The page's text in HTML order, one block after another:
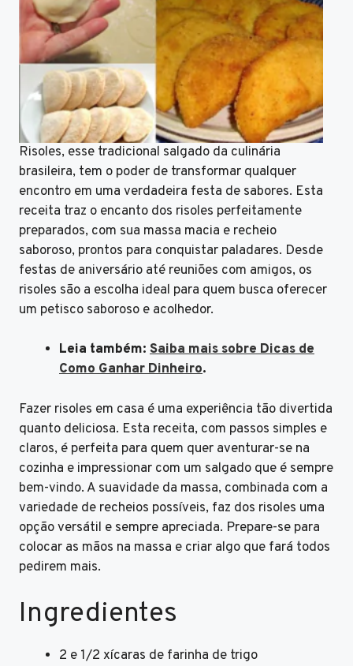
Risoles, esse tradicional salgado da culinária
brasileira, tem o poder de transformar qualquer
encontro em uma verdadeira festa de sabores. Esta
receita traz o encanto dos risoles perfeitamente
preparados, com sua massa macia e recheio
saboroso, prontos para conquistar paladares. Desde
festas de aniversário até reuniões com amigos, os
risoles são a escolha ideal para quem busca oferecer
um petisco saboroso e acolhedor.
Leia também: Saiba mais sobre Dicas de
Como Ganhar Dinheiro.
Fazer risoles em casa é uma experiência tão divertida
quanto deliciosa. Esta receita, com passos simples e
claros, é perfeita para quem quer aventurar-se na
cozinha e impressionar com um salgado que é sempre
bem-vindo. A suavidade da massa, combinada com a
variedade de recheios possíveis, faz dos risoles uma
opção versátil e sempre apreciada. Prepare-se para
colocar as mãos na massa e criar algo que fará todos
pedirem mais.
Ingredientes
2 e 1/2 xícaras de farinha de trigo